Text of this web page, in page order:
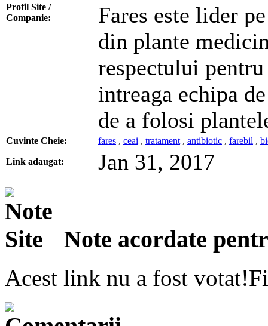
Profil Site /
Companie:
Fares este lider
din plante
respectului
intreaga echipa
de a folosi
Cuvinte Cheie: fares , ceai , tratament , antibiotic , farebil ,
Link adaugat: Jan 31, 2017
Note acordate
Acest link nu a fost